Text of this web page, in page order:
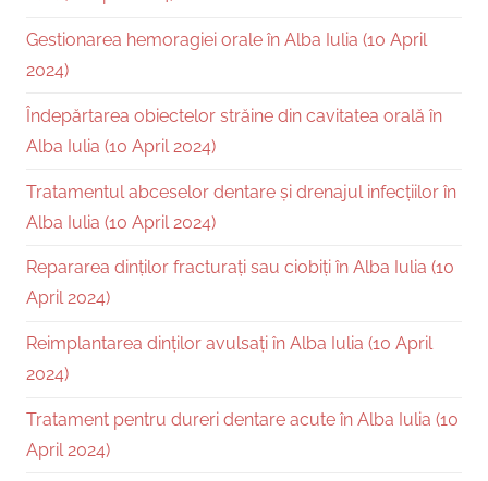
Gestionarea hemoragiei orale în Alba Iulia (10 April
2024)
Îndepărtarea obiectelor străine din cavitatea orală în
Alba Iulia (10 April 2024)
Tratamentul abceselor dentare și drenajul infecțiilor în
Alba Iulia (10 April 2024)
Repararea dinților fracturați sau ciobiți în Alba Iulia (10
April 2024)
Reimplantarea dinților avulsați în Alba Iulia (10 April
2024)
Tratament pentru dureri dentare acute în Alba Iulia (10
April 2024)